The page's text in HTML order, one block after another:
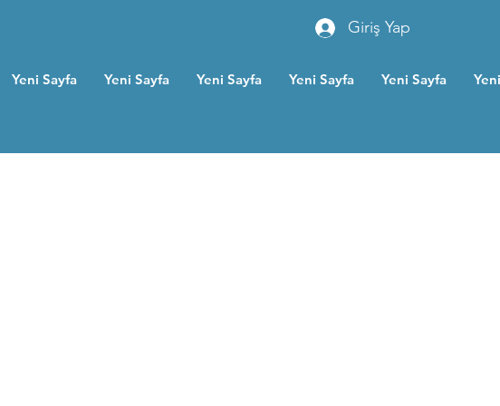
Giriş Yap
Yeni Sayfa Yeni Sayfa Yeni Sayfa Yeni Sayfa Yeni Sayfa